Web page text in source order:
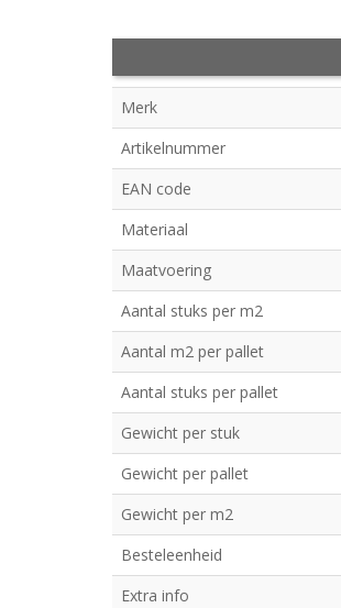
Merk
Artikelnummer
EAN code
Materiaal
Maatvoering
Aantal stuks per m2
Aantal m2 per pallet
Aantal stuks per pallet
Gewicht per stuk
Gewicht per pallet
Gewicht per m2
Besteleenheid
Extra info